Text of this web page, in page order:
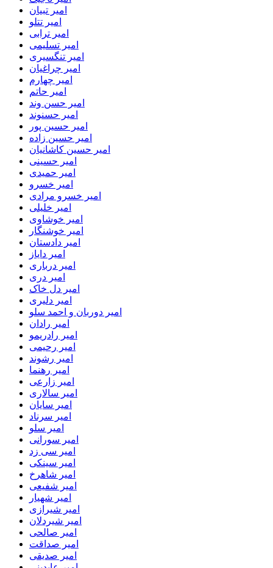
امیر تبیان
امیر تتلو
امیر ترابی
امیر تسلیمی
امیر تنگسیری
امیر چراغیان
امیر چهارم
امیر حاتم
امیر حسن وند
امیر حسنوند
امیر حسین پور
امیر حسین زاده
امیر حسین کاشانیان
امیر حسینی
امیر حمیدی
امیر خسرو
امیر خسرو مرادی
امیر خلیلی
امیر خوشاوی
امیر خوشنگار
امیر دادستان
امیر دایاز
امیر درباری
امیر دری
امیر دل خاک
امیر دلیری
امیر دوربان و احمد سلو
امیر رادان
امیر رادریمو
امیر رحیمی
امیر رشوند
امیر رهنما
امیر زارعی
امیر سالاری
امیر سایان
امیر سرناد
امیر سلو
امیر سورانی
امیر سی زد
امیر سینکی
امیر شاهرخ
امیر شفیعی
امیر شهیار
امیر شیرازی
امیر شیردلان
امیر صالحی
امیر صداقت
امیر صدیقی